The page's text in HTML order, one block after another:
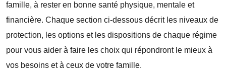
famille, à rester en bonne santé physique, mentale et
financière. Chaque section ci-dessous décrit les niveaux de
protection, les options et les dispositions de chaque régime
pour vous aider à faire les choix qui répondront le mieux à
vos besoins et à ceux de votre famille.